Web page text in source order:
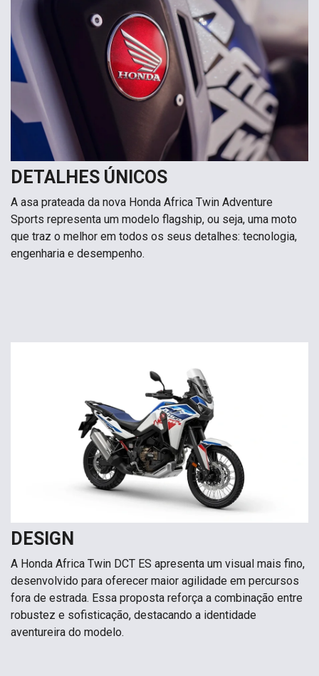
DETALHES ÚNICOS
A asa prateada da nova Honda Africa Twin Adventure
Sports representa um modelo flagship, ou seja, uma moto
que traz o melhor em todos os seus detalhes: tecnologia,
engenharia e desempenho.
DESIGN
A Honda Africa Twin DCT ES apresenta um visual mais fino,
desenvolvido para oferecer maior agilidade em percursos
fora de estrada. Essa proposta reforça a combinação entre
robustez e sofisticação, destacando a identidade
aventureira do modelo.